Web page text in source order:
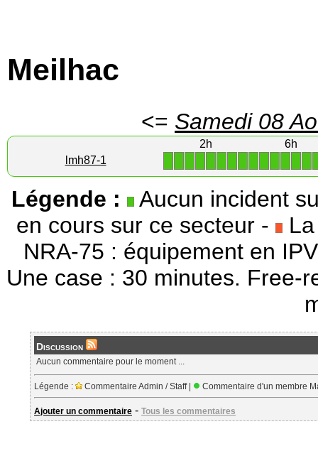
Meilhac
<= Samedi 08
2h
6h
lmh87-1
Légende :
Aucun incident
en cours sur ce secteur - La
NRA-75 : équipement en
Une case : 30 minutes. Free-
Discussion
Aucun commentaire pour le moment ...
Légende : Commentaire Admin / Staff | Commentaire d'un membre
Ajouter un commentaire - Tous les commentaires